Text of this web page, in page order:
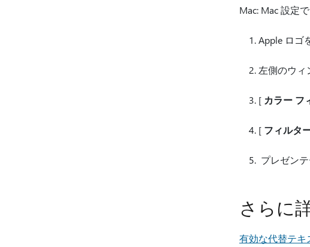
Mac: Mac 設定
Apple ロゴ
左側のウィ
[ カラー フ
[ フィルタ
プレゼン
さらに
有効な代替テキ